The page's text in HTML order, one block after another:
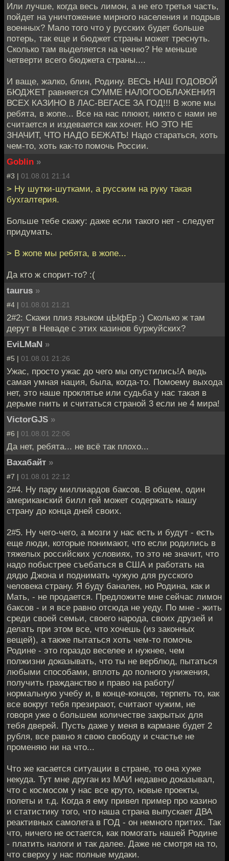
Или лучше, когда весь лимон, а не его третья часть,
пойдет на уничтожение мирного населения и подрыв
военных? Мало того что у русских будет больше
потерь, так еще и бюджет страны может треснуть.
Сколько там выделяется на чечню? Не меньше
четверти всего бюджета страны....
И ваще, жалко, блин, Родину. ВЕСЬ НАШ ГОДОВОЙ
БЮДЖЕТ равняется СУММЕ НАЛОГООБЛАЖЕНИЯ
ВСЕХ КАЗИНО В ЛАС-ВЕГАСЕ ЗА ГОД!!! В жопе мы
ребята, в жопе... Все на нас плюют, никто с нами не
считается и издевается как хочет. НО ЭТО НЕ
ЗНАЧИТ, ЧТО НАДО БЕЖАТЬ! Надо стараться, хоть
чем-то, хоть как-то помочь России.
Goblin »
#3 | 01.08.01 21:14
> Ну шутки-шутками, а русским на руку такая
бухгалтерия.
Больше тебе скажу: даже если такого нет - следует
придумать.
> В жопе мы ребята, в жопе...
Да кто ж спорит-то? :(
taurus »
#4 | 01.08.01 21:21
2#2: Скажи плиз языком цЫфЕр :) Сколько ж там
дерут в Неваде с этих казинов буржуйских?
EviLMaN »
#5 | 01.08.01 21:26
Ужас, просто ужас до чего мы опустились!А ведь
самая умная нация, была, когда-то. Помоему выхода
нет, это наше проклятье или судьба у нас такая в
дерьме гнить и считаться страной 3 если не 4 мира!
VictorGJS »
#6 | 01.08.01 22:06
Да нет, ребята... не всё так плохо...
Вахабайт »
#7 | 01.08.01 22:12
2#4. Ну пару миллиардов баксов. В общем, один
американский билл гей может содержать нашу
страну до конца дней своих.
2#5. Ну чего-чего, а мозги у нас есть и будут - есть
еще люди, которые понимают, что если родились в
тяжелых российских условиях, то это не значит, что
надо побыстрее съебаться в США и работать на
дядю Джона и поднимать чужую для русского
человека страну. Я буду банален, но Родина, как и
Мать, - не продается. Предложите мне сейчас лимон
баксов - и я все равно отсюда не уеду. По мне - жить
среди своей семьи, своего народа, своих друзей и
делать при этом все, что хочешь (из законных
вещей), а также пытаться хоть чем-то помочь
Родине - это гораздо веселее и нужнее, чем
полжизни доказывать, что ты не верблюд, пытаться
любыми способами, вплоть до полного унижения,
получить гражданство и право на работу/
нормальную учебу и, в конце-концов, терпеть то, как
все вокруг тебя презирают, считают чужим, не
говоря уже о большем количестве закрытых для
тебя дверей. Пусть даже у меня в кармане будет 2
рубля, все равно я свою свободу и счастье не
променяю ни на что...
Что же касается ситуации в стране, то она хуже
некуда. Тут мне друган из МАИ недавно доказывал,
что с космосом у нас все круто, новые проекты,
полеты и т.д. Когда я ему привел пример про казино
и статистику того, что наша страна выпускает ДВА
реактивных самолета в ГОД - он немного притих. Так
что, ничего не остается, как помогать нашей Родине
- платить налоги и так далее. Даже не смотря на то,
что сверху у нас полные мудаки.